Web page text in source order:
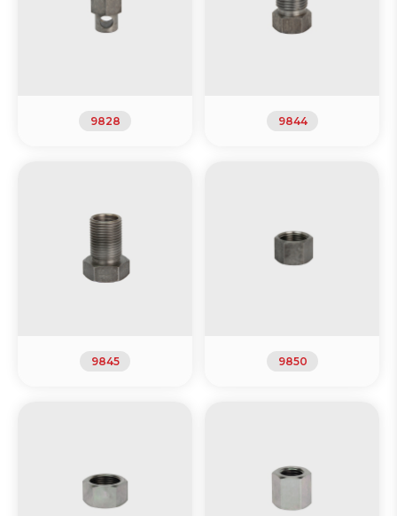
9828 9844
9845 9850